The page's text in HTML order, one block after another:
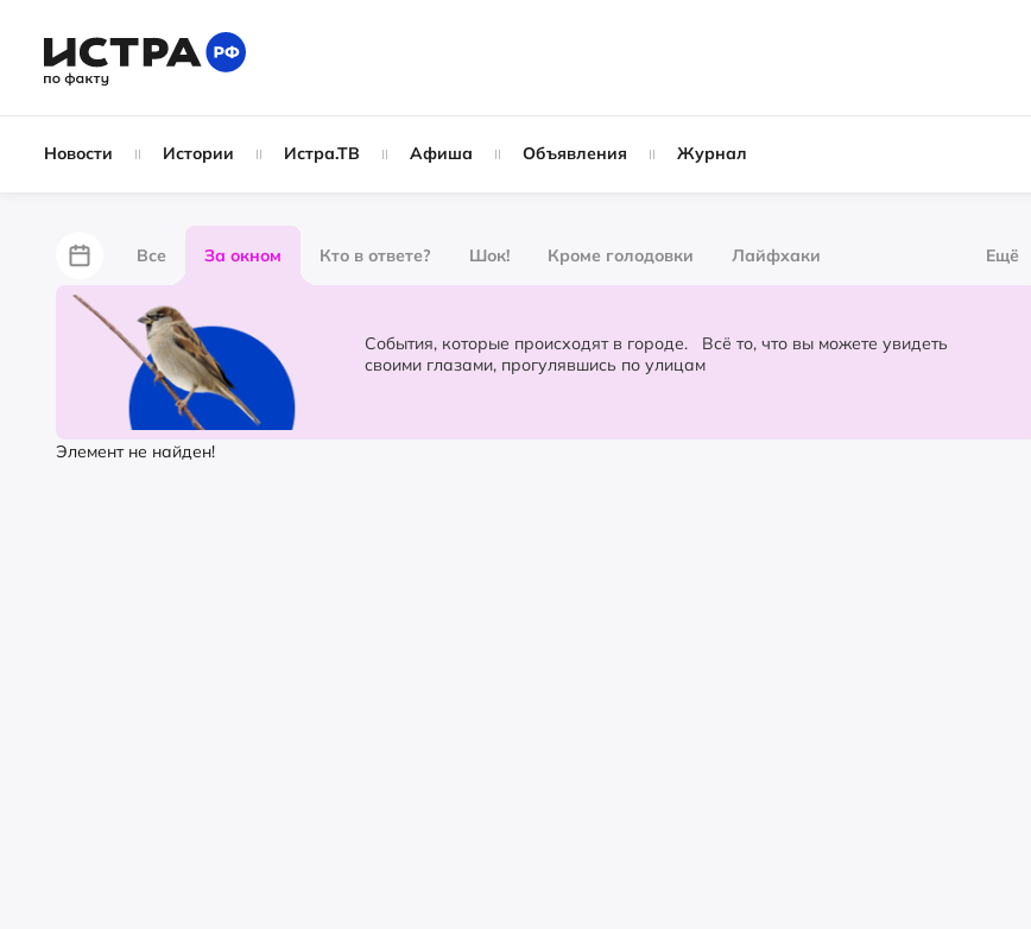
Новости Истории Истра.ТВ Афиша Объявления Журнал
Все За окном Кто в ответе? Шок! Кроме голодовки Лайфхаки
За забором
Партнёрский материал Народные новости Слухи
Ещё
События, которые происходят в городе. Всё то, что вы можете увидеть
своими глазами, прогулявшись по улицам
Элемент не найден!